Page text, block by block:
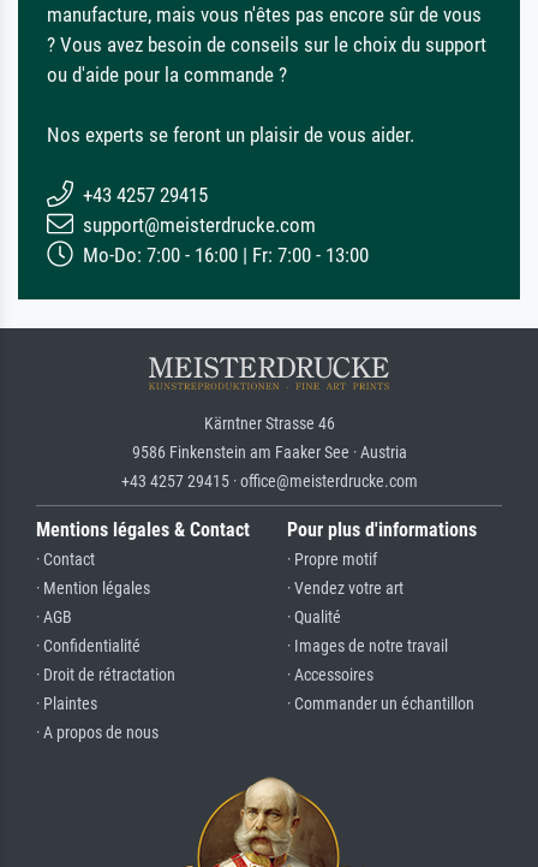
manufacture, mais vous n'êtes pas encore sûr de vous
? Vous avez besoin de conseils sur le choix du support
ou d'aide pour la commande ?
Nos experts se feront un plaisir de vous aider.
+43 4257 29415
support@meisterdrucke.com
Mo-Do: 7:00 - 16:00 | Fr: 7:00 - 13:00
Kärntner Strasse 46
9586 Finkenstein am Faaker See · Austria
+43 4257 29415 · office@meisterdrucke.com
Mentions légales & Contact
· Contact
· Mention légales
· AGB
· Confidentialité
· Droit de rétractation
· Plaintes
· A propos de nous
Pour plus d'informations
· Propre motif
· Vendez votre art
· Qualité
· Images de notre travail
· Accessoires
· Commander un échantillon